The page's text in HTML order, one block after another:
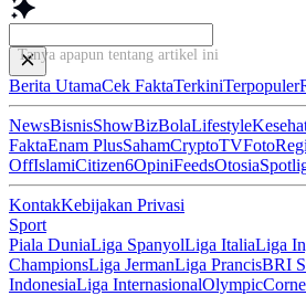
Tanya apapun tentang artikel ini...
Berita UtamaCek FaktaTerkiniTerpopuler
NewsBisnisShowBizBolaLifestyle
FaktaEnam PlusSahamCryptoTVFoto
OffIslamiCitizen6OpiniFeedsOtosia
KontakKebijakan Privasi
Sport
Piala DuniaLiga SpanyolLiga ItaliaLiga
ChampionsLiga JermanLiga PrancisBRI
IndonesiaLiga InternasionalOlympic